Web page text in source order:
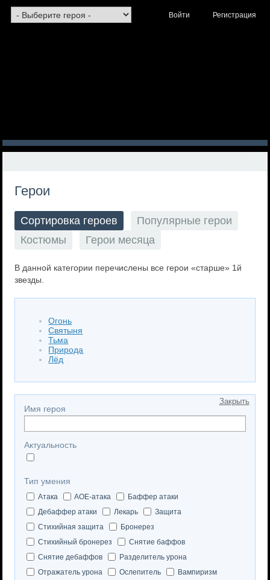
Войти Регистрация
Герои
Сортировка героев
Популярные герои
Костюмы
Герои месяца
В данной категории перечислены все герои «старше» 1й
звезды.
Огонь
Святыня
Тьма
Природа
Лёд
Закрыть
Имя героя
Актуальность
Тип умения
Атака AOE-атака
Баффер атаки
Дебаффер атаки
Лекарь
Защита
Стихийная защита
Бронерез
Стихийный бронерез
Снятие баффов
Снятие дебаффов
Разделитель урона
Отражатель урона
Ослепитель
Вампиризм